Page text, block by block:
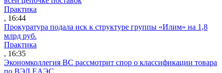
Практика
, 16:44
Прокуратура подала иск к структуре группы «Илим» на 1,8
млрд руб.
Практика
, 16:35
Экономколлегия ВС рассмотрит спор о классификации товара
по ВЭД ЕАЭС